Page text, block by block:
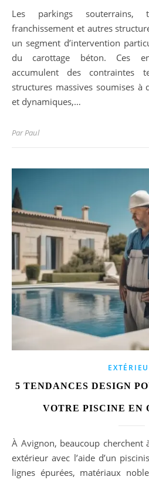
Les parkings souterrains, tunnels, ouvrages de
franchissement et autres
un segment d’intervention
du carottage béton. Ces
accumulent des contraintes
structures massives soumises à
et dynamiques,…
ParPaul
5 TENDANCES DESIGN
VOTRE PISCINE EN
À Avignon, beaucoup cherchent à moderniser leur espace
extérieur avec l’aide d’un
lignes épurées, matériaux